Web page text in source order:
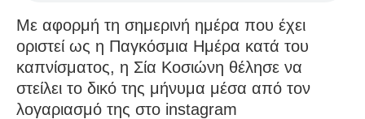
Με αφορμή τη σημερινή ημέρα που έχει
οριστεί ως η Παγκόσμια Ημέρα κατά του
καπνίσματος, η Σία Κοσιώνη θέλησε να
στείλει το δικό της μήνυμα μέσα από τον
λογαριασμό της στο instagram